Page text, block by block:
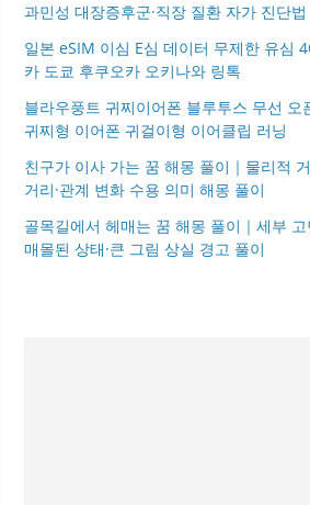
과민성 대장증후군·직장 질환 자가 진단법
일본 eSIM 이심 E심 데이터 무제한 유심
카 도쿄 후쿠오카 오키나와 링톡
블라우풍트 귀찌이어폰 블루투스 무선 오
귀찌형 이어폰 귀걸이형 이어클립 러닝
친구가 이사 가는 꿈 해몽 풀이｜물리적
거리·관계 변화 수용 의미 해몽 풀이
골목길에서 헤매는 꿈 해몽 풀이｜세부 고
매몰된 상태·큰 그림 상실 경고 풀이